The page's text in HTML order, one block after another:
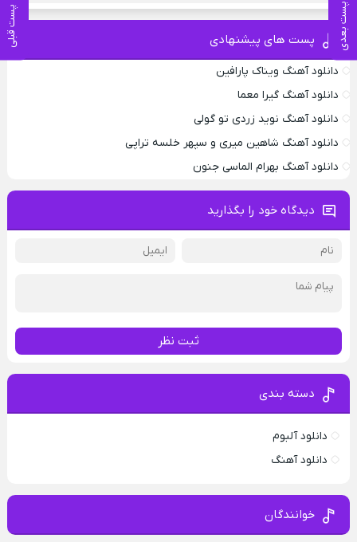
پست بعدی پست قبلی پست های پیشنهادی
دانلود آهنگ ویناک پارافین
دانلود آهنگ گیرا معما
دانلود آهنگ نوید زردی تو گولی
دانلود آهنگ شاهین میری و سپهر خلسه تراپی
دانلود آهنگ بهرام الماسی جنون
دیدگاه خود را بگذارید
ثبت نظر
دسته بندی
دانلود آلبوم
دانلود آهنگ
خوانندگان